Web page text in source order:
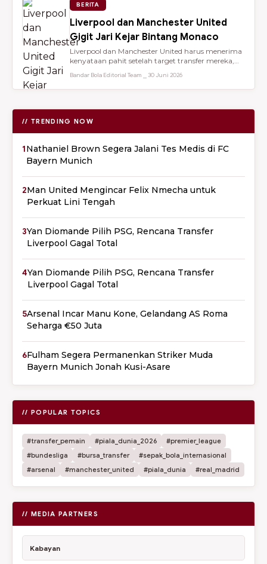
BERITA
Liverpool dan Manchester United
Gigit Jari Kejar Bintang Monaco
Liverpool dan Manchester United harus menerima
kenyataan pahit setelah target transfer mereka,
Bandar Bola Editorial Team ⎯ 30 Juni 2026
// TRENDING NOW
1Nathaniel Brown Segera Jalani Tes Medis di FC
Bayern Munich
2Man United Mengincar Felix Nmecha untuk
Perkuat Lini Tengah
3Yan Diomande Pilih PSG, Rencana Transfer
Liverpool Gagal Total
4Yan Diomande Pilih PSG, Rencana Transfer
Liverpool Gagal Total
5Arsenal Incar Manu Kone, Gelandang AS Roma
Seharga €50 Juta
6Fulham Segera Permanenkan Striker Muda
Bayern Munich Jonah Kusi-Asare
// POPULAR TOPICS
#transfer_pemain #piala_dunia_2026
#premier_league
#bundesliga
#bursa_transfer
#sepak_bola_internasional
#arsenal
#manchester_united #piala_dunia #real_madrid
// MEDIA PARTNERS
Kabayan